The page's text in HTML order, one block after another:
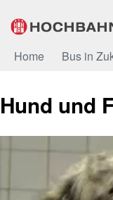
Inhalt
Home Bus in
Hund und